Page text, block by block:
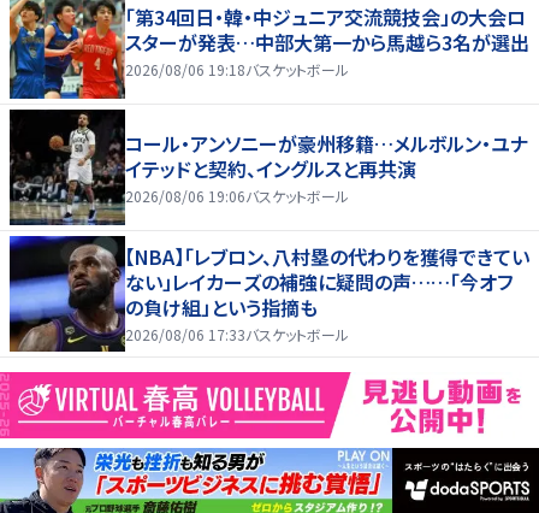
「第34回日・韓・中ジュニア交流競技会」の大会ロ
スターが発表…中部大第一から馬越ら3名が選出
2026/08/06 19:18バスケットボール
コール・アンソニーが豪州移籍…メルボルン・ユナ
イテッドと契約、イングルスと再共演
2026/08/06 19:06バスケットボール
【NBA】「レブロン、八村塁の代わりを獲得できてい
ない」レイカーズの補強に疑問の声……「今オフ
の負け組」という指摘も
2026/08/06 17:33バスケットボール